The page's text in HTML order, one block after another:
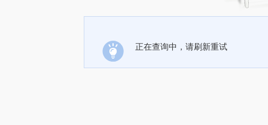
正在查询中，请刷新重试